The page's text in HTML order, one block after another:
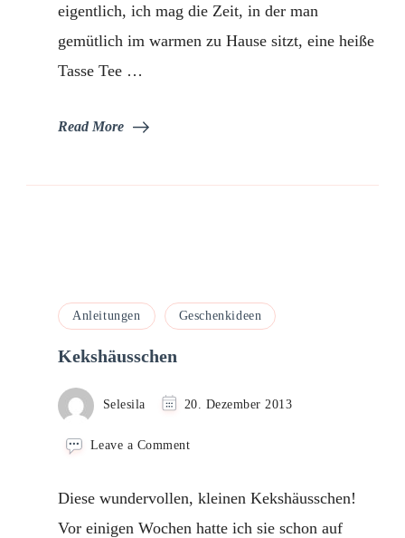
eigentlich, ich mag die Zeit, in der man
gemütlich im warmen zu Hause sitzt, eine heiße
Tasse Tee …
Read More
Anleitungen Geschenkideen
Kekshäusschen
Selesila 20. Dezember 2013
Leave a Commenton
Diese wundervollen, kleinen Kekshäusschen!
Vor einigen Wochen hatte ich sie schon auf